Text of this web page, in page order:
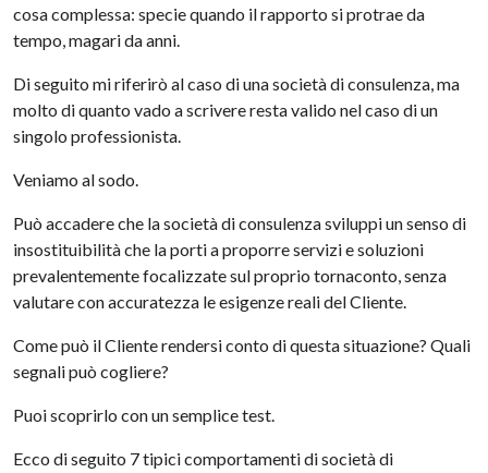
cosa complessa: specie quando il rapporto si protrae da
tempo, magari da anni.
Di seguito mi riferirò al caso di una società di consulenza, ma
molto di quanto vado a scrivere resta valido nel caso di un
singolo professionista.
Veniamo al sodo.
Può accadere che la società di consulenza sviluppi un senso di
insostituibilità che la porti a proporre servizi e soluzioni
prevalentemente focalizzate sul proprio tornaconto, senza
valutare con accuratezza le esigenze reali del Cliente.
Come può il Cliente rendersi conto di questa situazione? Quali
segnali può cogliere?
Puoi scoprirlo con un semplice test.
Ecco di seguito 7 tipici comportamenti di società di